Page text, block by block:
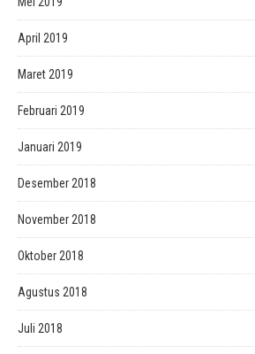
April 2019
Maret 2019
Februari 2019
Januari 2019
Desember 2018
November 2018
Oktober 2018
Agustus 2018
Juli 2018